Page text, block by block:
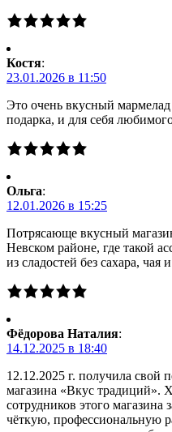
Костя:
23.01.2026 в 11:50
Это очень вкусный мармелад
подарка, и для себя
Ольга:
12.01.2026 в 15:25
Потрясающе вкусный
Невском районе, где такой
из сладостей без сахара, чая
Фёдорова Наталия:
14.12.2025 в 18:40
12.12.2025 г. получила свой
магазина «Вкус традиций».
сотрудников этого магазина
чёткую, профессиональную